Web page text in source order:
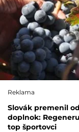
Reklama
Slovák premenil
doplnok:
top športovci